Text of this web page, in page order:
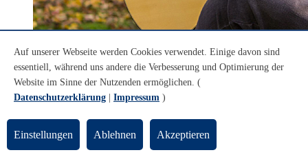
© Evelin Hartmann
Falk Mörsner
Falk Mörsner
Der Sologitarrist Falk Mörsner ist ein Zauberer auf den sechs
Saiten der Gitarre.
Auf unserer Webseite werden Cookies verwendet. Einige davon sind
essentiell, während uns andere die Verbesserung und Optimierung der
Website im Sinne der Nutzenden ermöglichen. (
Datenschutzerklärung
Impressum )
Einstellungen Ablehnen Akzeptieren